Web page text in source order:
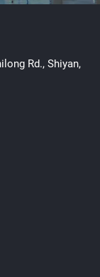
Rd., Shiyan,